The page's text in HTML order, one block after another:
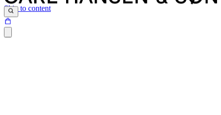
Skip to content